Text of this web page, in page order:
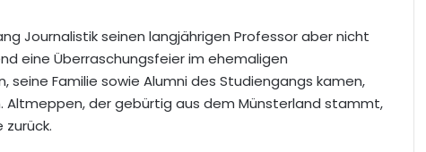
Journalistik seinen langjährigen Professor aber nicht
eine Überraschungsfeier im ehemaligen
seine Familie sowie Alumni des Studiengangs kamen,
der gebürtig aus dem Münsterland stammt,
zurück.